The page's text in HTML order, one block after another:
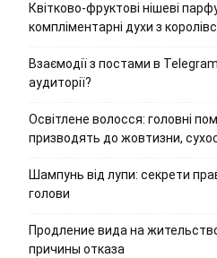
Квітково-фруктові нішеві
компліментарні духи з
Взаємодії з постами в
аудиторії?
Освітлене волосся: головні
призводять до жовтизни,
Шампунь від лупи: секрети
голови
Продление вида на
причины отказа